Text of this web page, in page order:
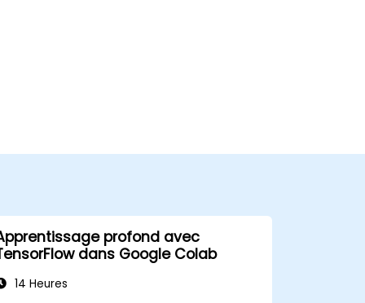
profond avec
dans Google Colab
14 Heures